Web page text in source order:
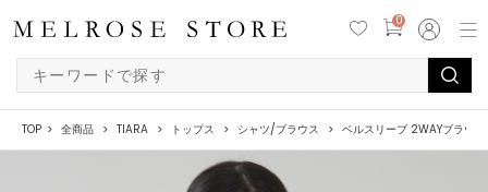
0
TOP 全商品 TIARA トップス シャツ/ブラウス ベルスリーブ 2WAYブラウス